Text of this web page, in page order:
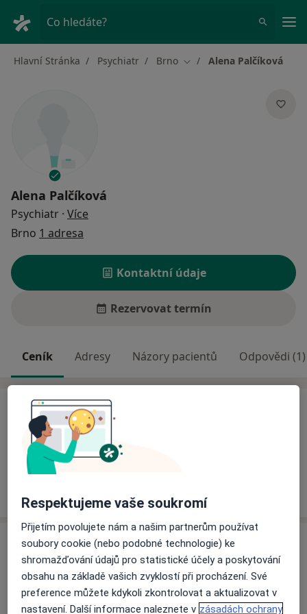
Co hledáte?
Hlavní Stránka Psychiatr Brno Změna města
Alena Palčíková
Alena Palčíková
Psychiatr · Více
Brno 1 adresa
Kontaktní údaje
Rezervovat termín
Ceník Adresy Názory pacientů Odpovědi (1)
Ceník
Informace o službách a cenách nejsou k dispozici
Tento specialista ještě nepřidával žádné informace o
Adresa
Ordinace
Masarykova 506/37, Brno602 00
Respektujeme vaše soukromí
Přijetím povolujete nám a našim partnerům používat
soubory cookie (nebo podobné technologie) ke
shromažďování údajů pro statistické účely a poskytování
obsahu na základě vašich zvyklostí při procházení. Své
preference můžete kdykoli zkontrolovat a aktualizovat v
nastavení. Další informace naleznete v zásadách ochrany